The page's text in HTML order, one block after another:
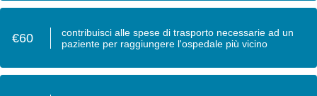
DONA ORA
contribuisci alle spese di trasporto necessarie ad un
paziente per raggiungere l'ospedale più vicino